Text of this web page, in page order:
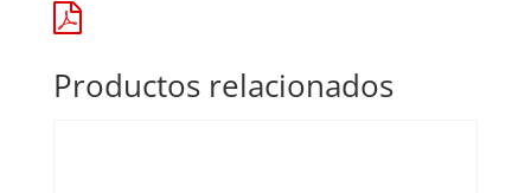
Productos relacionados